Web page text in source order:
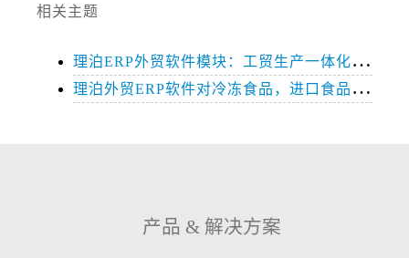
相关主题
理
泊ERP外贸软件模块：工贸生产一体化模式和流程，无论哪种贸易生产模式，都可以简单管理
理
泊外贸ERP软件对冷冻食品，进口食品，进口贸易行业趋势的支持和解决方案
产品 & 解决方案